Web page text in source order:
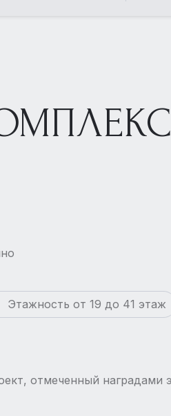
Этажность от 19 до 41 этаж
отмеченный наградами